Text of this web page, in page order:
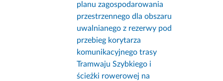
planu zagospodarowania
przestrzennego dla obszaru
uwalnianego z rezerwy pod
przebieg korytarza
komunikacyjnego trasy
Tramwaju Szybkiego i
ścieżki rowerowej na